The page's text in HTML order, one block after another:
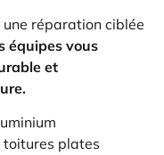
une réparation ciblée
équipes vous
et
toitures plates